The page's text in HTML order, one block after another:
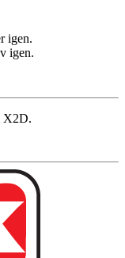
igen.
igen.
X2D.